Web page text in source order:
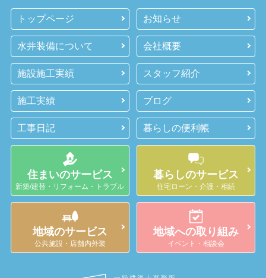
トップページ お知らせ
水井装備について 会社概要
施設施工実績 スタッフ紹介
施工実績 ブログ
工事日記 暮らしの便利帳
住まいのサービス
新築/建替・リフォーム・トラブル
暮らしのサービス
住宅ローン・介護・相続
地域のサービス
公共施設・店舗内外装
地域への取り組み
イベント・相談会